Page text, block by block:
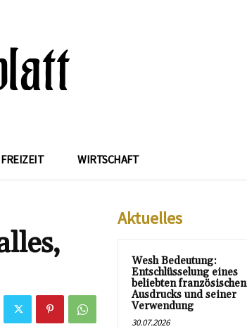
FREIZEIT WIRTSCHAFT
Aktuelles
Wesh Bedeutung:
Entschlüsselung eines
beliebten französischen
Ausdrucks und seiner
Verwendung
30.07.2026